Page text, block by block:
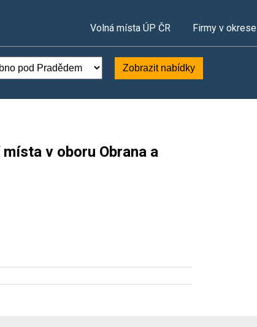
Volná místa ÚP ČR Firmy v okrese
Zobrazit nabídky
v oboru Obrana a